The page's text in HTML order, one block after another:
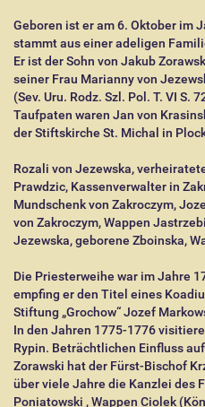
Geboren ist er am 6. Oktober im
stammt aus einer adeligen
Er ist der Sohn von Jakub
seiner Frau Marianny von
(Sev. Uru. Rodz. Szl. Pol. T. VI S.
Taufpaten waren Jan von
der Stiftskirche St. Michal in
Rozali von Jezewska,
Prawdzic, Kassenverwalter in
Mundschenk von Zakroczym,
von Zakroczym, Wappen
Jezewska, geborene Zboinska,
Die Priesterweihe war im Jahre
empfing er den Titel eines
Stiftung „Grochow“ Jozef
In den Jahren 1775-1776
Rypin. Beträchtlichen Einfluss
Zorawski hat der Fürst-Bischof
über viele Jahre die Kanzlei des
Poniatowski , Wappen Ciolek